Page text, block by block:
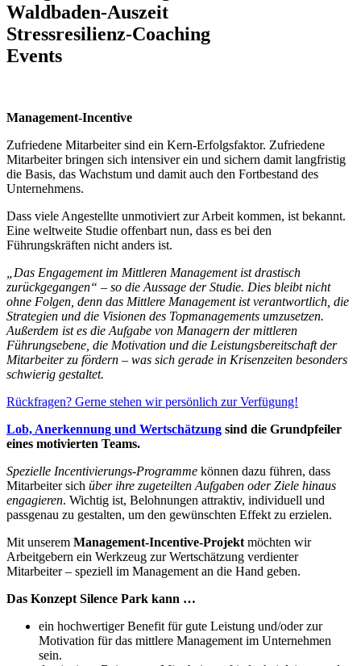
Waldbaden-Auszeit
Stressresilienz-Coaching
Events
Management-Incentive
Zufriedene Mitarbeiter sind ein Kern-Erfolgsfaktor. Zufriedene
Mitarbeiter bringen sich intensiver ein und sichern damit langfristig
die Basis, das Wachstum und damit auch den Fortbestand des
Unternehmens.
Dass viele Angestellte unmotiviert zur Arbeit kommen, ist bekannt.
Eine weltweite Studie offenbart nun, dass es bei den
Führungskräften nicht anders ist.
„Das Engagement im Mittleren Management ist drastisch
zurückgegangen“ – so die Aussage der Studie. Dies bleibt nicht
ohne Folgen, denn das Mittlere Management ist verantwortlich, die
Strategien und die Visionen des Topmanagements umzusetzen.
Außerdem ist es die Aufgabe von Managern der mittleren
Führungsebene, die Motivation und die Leistungsbereitschaft der
Mitarbeiter zu fördern – was sich gerade in Krisenzeiten besonders
schwierig gestaltet.
Rückfragen? Gerne stehen wir persönlich zur Verfügung!
Lob, Anerkennung und Wertschätzung sind die Grundpfeiler
eines motivierten Teams.
Spezielle Incentivierungs-Programme können dazu führen, dass
Mitarbeiter sich über ihre zugeteilten Aufgaben oder Ziele hinaus
engagieren. Wichtig ist, Belohnungen attraktiv, individuell und
passgenau zu gestalten, um den gewünschten Effekt zu erzielen.
Mit unserem Management-Incentive-Projekt möchten wir
Arbeitgebern ein Werkzeug zur Wertschätzung verdienter
Mitarbeiter – speziell im Management an die Hand geben.
Das Konzept Silence Park kann …
ein hochwertiger Benefit für gute Leistung und/oder zur
Motivation für das mittlere Management im Unternehmen
sein.